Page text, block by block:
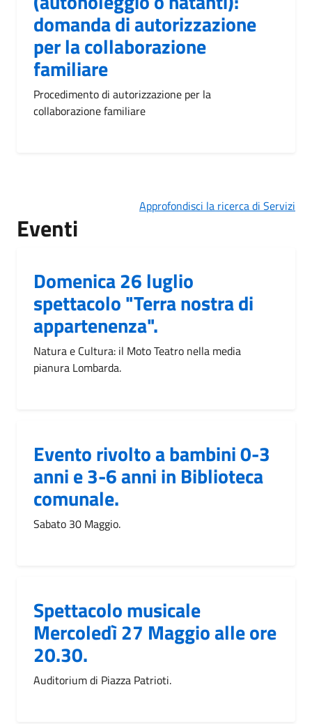
domanda di autorizzazione
per la collaborazione
familiare
Procedimento di autorizzazione per la
collaborazione familiare
Approfondisci la ricerca di Servizi
Eventi
Domenica 26 luglio
spettacolo "Terra nostra di
appartenenza".
Natura e Cultura: il Moto Teatro nella media
pianura Lombarda.
Evento rivolto a bambini 0-3
anni e 3-6 anni in Biblioteca
comunale.
Sabato 30 Maggio.
Spettacolo musicale
Mercoledì 27 Maggio alle ore
20.30.
Auditorium di Piazza Patrioti.